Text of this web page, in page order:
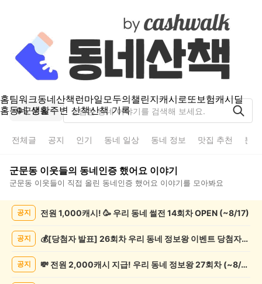
홈팀워크동네산책런마일모두의챌린지캐시로또보험캐시딜
홈동네 생활주변 산책산책 기록
군문동
전체글 공지 인기 동네 일상 동네 정보 맛집 추천 분
군문동 이웃들의 동네인증 했어요 이야기
군문동 이웃들이 직접 올린 동네인증 했어요 이야기를 모아봐요
공지 전원 1,000캐시! 🥳 우리 동네 썰전 14회차 OPEN (~8/17)
공지 💰[당첨자 발표] 26회차 우리 동네 정보왕 이벤트 당첨자를 발표합니다!
공지 💸 전원 2,000캐시 지급! 우리 동네 정보왕 27회차 (~8/10)